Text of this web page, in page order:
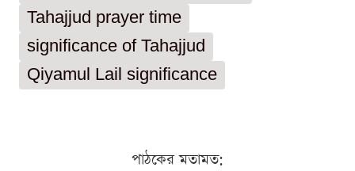
Tahajjud prayer time
significance of Tahajjud
Qiyamul Lail significance
পাঠকের মতামত: